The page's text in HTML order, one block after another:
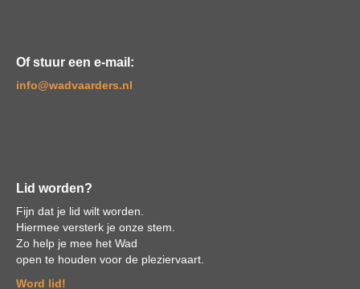
Of stuur een e-mail:
ofni@wadvaarders.nl
Lid worden?
Fijn dat je lid wilt worden.
Hiermee versterk je onze stem.
Zo help je mee het Wad
open te houden voor de pleziervaart.
Word lid!